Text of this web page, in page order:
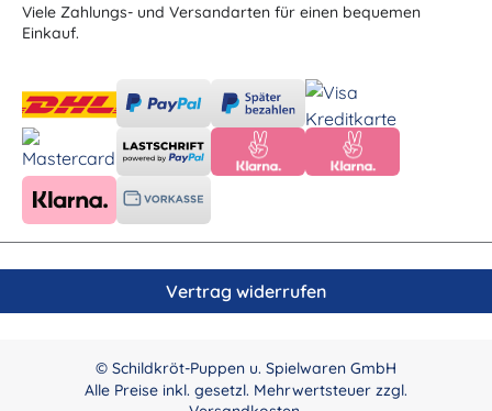
Viele Zahlungs- und Versandarten für einen bequemen
Einkauf.
Vertrag widerrufen
© Schildkröt-Puppen u. Spielwaren GmbH
Alle Preise inkl. gesetzl. Mehrwertsteuer zzgl.